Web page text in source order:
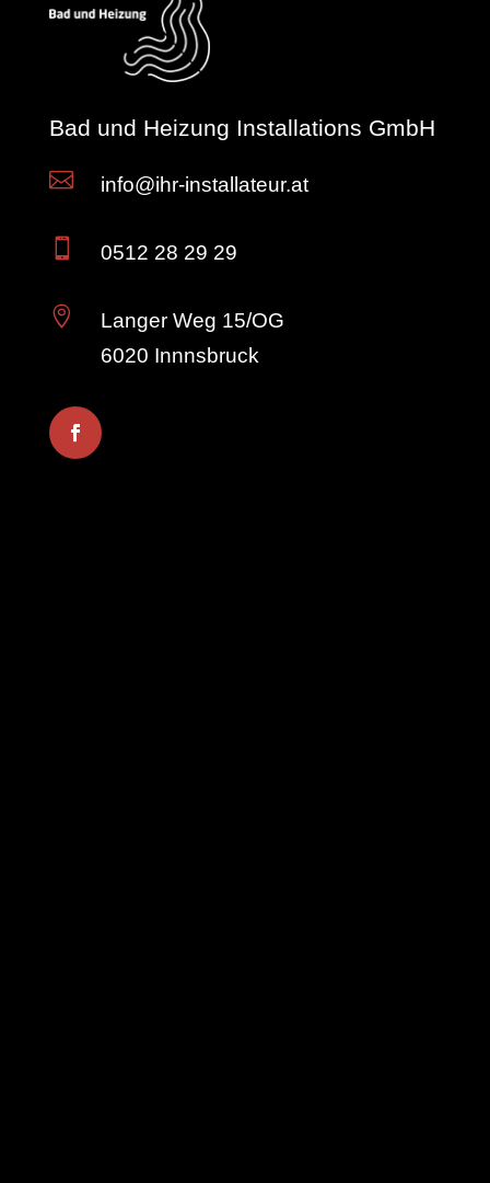
Bad und Heizung Installations GmbH
 info@ihr-installateur.at
 0512 28 29 29

Langer Weg 15/OG
6020 Innnsbruck